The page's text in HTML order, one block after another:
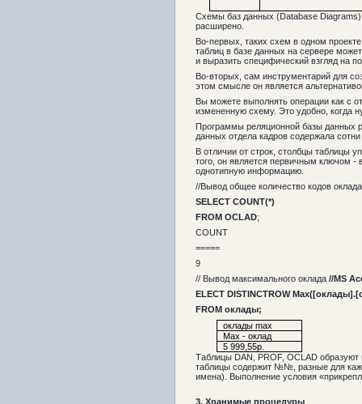
Схемы баз данных (Database Diagrams)
расширено.
Во-первых, таких схем в одном
таблиц в базе данных на сервере
и выразить специфический взгляд на
Во-вторых, сам инструментарий для
этом смысле он является
Вы можете выполнять операции как с
измененную схему. Это удобно, когда
Программы реляционной базы данных
данных отдела кадров содержала
В отличии от строк, столбцы таблицы
того, он является первичным ключом -
однотипную информацию.
//Вывод общее количество кодов
SELECT COUNT(*)
FROM OCLAD;
COUNT
=====
9
// Вывод максимального оклада //MS
ELECT DISTINCTROW Max([оклады].[
FROM оклады;
оклады max
Max - оклад
5 999,55р.
Таблицы DAN, PROF, OCLAD
таблицы содержит №№, разные для
имена). Выполнение условия
3. Хранимые процедуры